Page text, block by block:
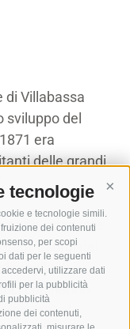
tecnologie
e tecnologie simili.
dei contenuti
per scopi
dati per le seguenti
utilizzare dati
per la pubblicità
pubblicità
dei contenuti,
di Villabassa
sviluppo del
era
delle grandi
consente
esordi del
Isabella di
che hanno
al